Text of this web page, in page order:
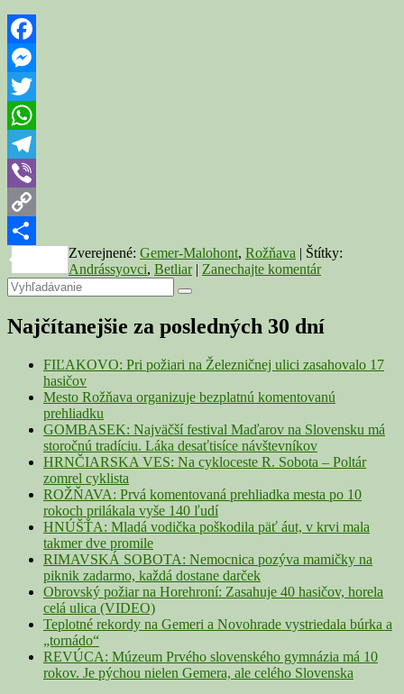
Facebook
Messenger
Twitter
WhatsApp
Telegram
Viber
Copy
Link
Share
Zverejnené: Gemer-Malohont, Rožňava | Štítky:
Andrássyovci, Betliar | Zanechajte komentár
Primary
Sidebar
Widget
Area
Search
for:
Search
Najčítanejšie za posledných 30 dní
FIĽAKOVO: Pri požiari na Železničnej ulici zasahovalo 17
hasičov
Mesto Rožňava organizuje bezplatnú komentovanú
prehliadku
GOMBASEK: Najväčší festival Maďarov na Slovensku má
storočnú tradíciu. Láka desaťtisíce návštevníkov
HRNČIARSKA VES: Na cykloceste R. Sobota – Poltár
zomrel cyklista
ROŽŇAVA: Prvá komentovaná prehliadka mesta po 10
rokoch prilákala vyše 140 ľudí
HNÚŠŤA: Mladá vodička poškodila päť áut, v krvi mala
takmer dve promile
RIMAVSKÁ SOBOTA: Nemocnica pozýva mamičky na
piknik zadarmo, každá dostane darček
Obrovský požiar na Horehroní: Zasahuje 40 hasičov, horela
celá ulica (VIDEO)
Teplotné rekordy na Gemeri a Novohrade vystriedala búrka a
„tornádo“
REVÚCA: Múzeum Prvého slovenského gymnázia má 10
rokov. Je pýchou nielen Gemera, ale celého Slovenska